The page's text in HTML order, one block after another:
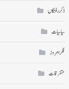
ذکر رفتگاں
سیاسیات
فکر امروز
متفرقات